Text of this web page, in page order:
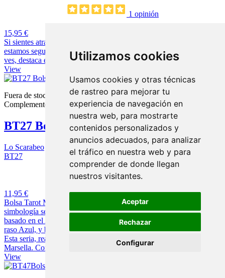
Utilizamos cookies
Usamos cookies y otras técnicas
de rastreo para mejorar tu
experiencia de navegación en
nuestra web, para mostrarte
contenidos personalizados y
anuncios adecuados, para analizar
el tráfico en nuestra web y para
comprender de donde llegan
nuestros visitantes.
Aceptar
Rechazar
Configurar
1 opinión
15,95 €
Si sientes atracción por todo lo relacionado con la cultura Egipcia,
estamos seguros que no pasarás por alto esta bolsa. La misma, como
ves, destaca en si, por los colores opuestos del Amarillo y Azul.
View
Fuera de stock
Complementos para tarots
BT27 Bolsa Tarot Mago Marsella
Lo Scarabeo
BT27
6 opiniones
11,95 €
Bolsa Tarot Mago Marsella En esta bolsa para guardar el Tarot, la
simbología se ha obtenido del famoso y vendido tarot de Marsella,
basado en el Arcano del Mago. La misma esta fabricada con suave
raso Azul, y bordado el Mago en hilo, dando un precioso relieve.
Esta seria, realmente la bolsa ideal para guardar nuestro Tarot de
Marsella. Como puedes...
View